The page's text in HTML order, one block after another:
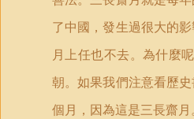
了中國，發生過很大的
月上任也不去。為什麼
朝。如果我們注意看歷
個月，因為這是三長齋